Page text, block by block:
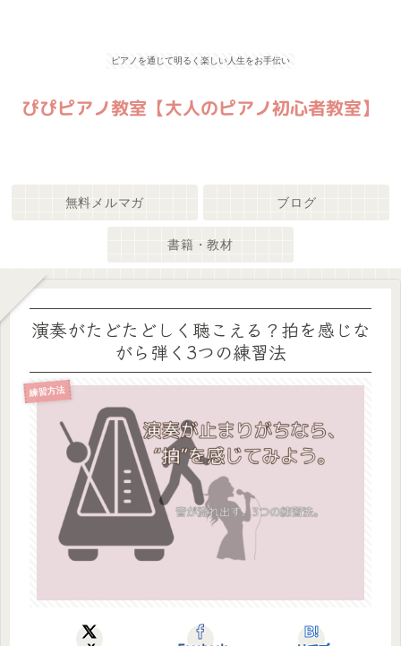
ピアノを通じて明るく楽しい人生をお手伝い
無料メルマガ ブログ
書籍・教材
演奏がたどたどしく聴こえる？拍を感じな
がら弾く3つの練習法
練習方法